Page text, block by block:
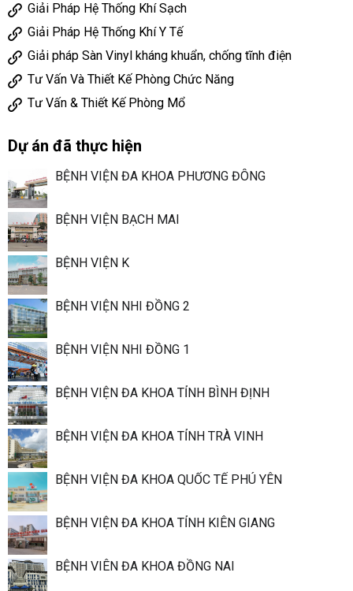
Giải Pháp Hệ Thống Khí Sạch
Giải Pháp Hệ Thống Khí Y Tế
Giải pháp Sàn Vinyl kháng khuẩn, chống tĩnh điện
Tư Vấn Và Thiết Kế Phòng Chức Năng
Tư Vấn & Thiết Kế Phòng Mổ
Dự án đã thực hiện
BỆNH VIỆN ĐA KHOA PHƯƠNG ĐÔNG
BỆNH VIỆN BẠCH MAI
BỆNH VIỆN K
BỆNH VIỆN NHI ĐỒNG 2
BỆNH VIỆN NHI ĐỒNG 1
BỆNH VIỆN ĐA KHOA TỈNH BÌNH ĐỊNH
BỆNH VIỆN ĐA KHOA TỈNH TRÀ VINH
BỆNH VIỆN ĐA KHOA QUỐC TẾ PHÚ YÊN
BỆNH VIỆN ĐA KHOA TỈNH KIÊN GIANG
BỆNH VIÊN ĐA KHOA ĐỒNG NAI